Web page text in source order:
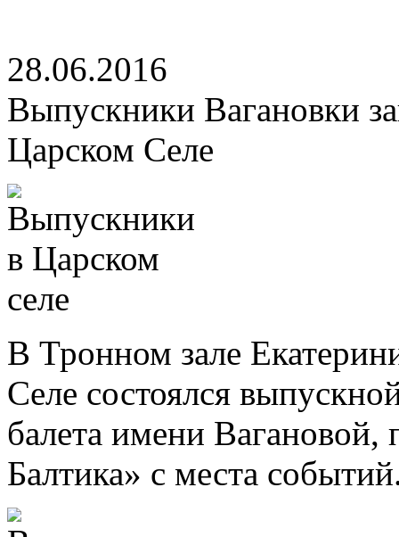
28.06.2016
Выпускники Вагановки
Царском Селе
В Тронном зале
Селе состоялся
балета имени Вагановой,
Балтика» с места